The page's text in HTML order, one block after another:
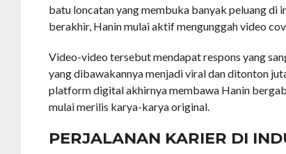
batu loncatan yang membuka banyak peluang di
berakhir, Hanin mulai aktif mengunggah video
Video-video tersebut mendapat respons yang
yang dibawakannya menjadi viral dan ditonton
platform digital akhirnya membawa Hanin
mulai merilis karya-karya original.
PERJALANAN KARIER DI